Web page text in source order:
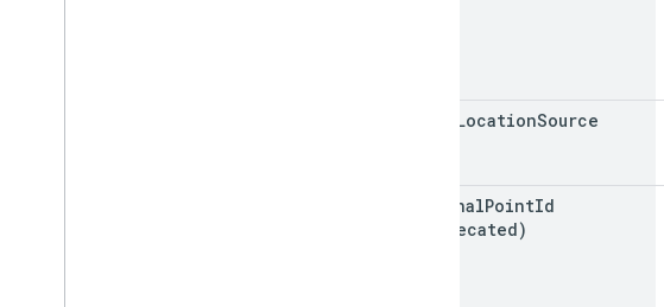
LocationSource
terminalPointId
(deprecated)